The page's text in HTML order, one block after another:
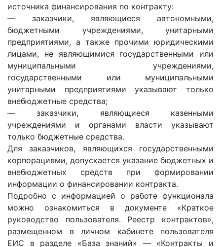
источника финансирования по контракту:
— заказчики, являющиеся автономными,
бюджетными учреждениями, унитарными
предприятиями, а также прочими юридическими
лицами, не являющимися государственными или
муниципальными учреждениями,
государственными или муниципальными
унитарными предприятиями указывают только
внебюджетные средства;
— заказчики, являющиеся казенными
учреждениями и органами власти указывают
только бюджетные средства.
Для заказчиков, являющихся государственными
корпорациями, допускается указание бюджетных и
внебюджетных средств при формировании
информации о финансировании контракта.
Подробно с информацией о работе функционала
можно ознакомиться в документе «Краткое
руководство пользователя. Реестр контрактов»,
размещенном в личном кабинете пользователя
ЕИС в разделе «База знаний» — «Контракты и